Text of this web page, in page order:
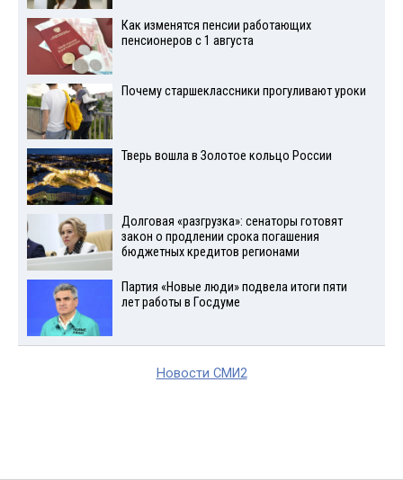
Как изменятся пенсии работающих
пенсионеров с 1 августа
Почему старшеклассники прогуливают уроки
Тверь вошла в Золотое кольцо России
Долговая «разгрузка»: сенаторы готовят
закон о продлении срока погашения
бюджетных кредитов регионами
Партия «Новые люди» подвела итоги пяти
лет работы в Госдуме
Новости СМИ2